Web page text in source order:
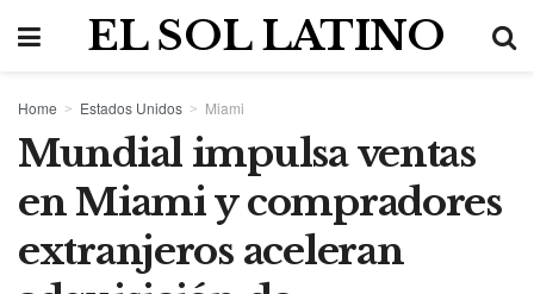
EL SOL LATINO
Home Estados Unidos Miami
Mundial impulsa ventas
en Miami y compradores
extranjeros aceleran